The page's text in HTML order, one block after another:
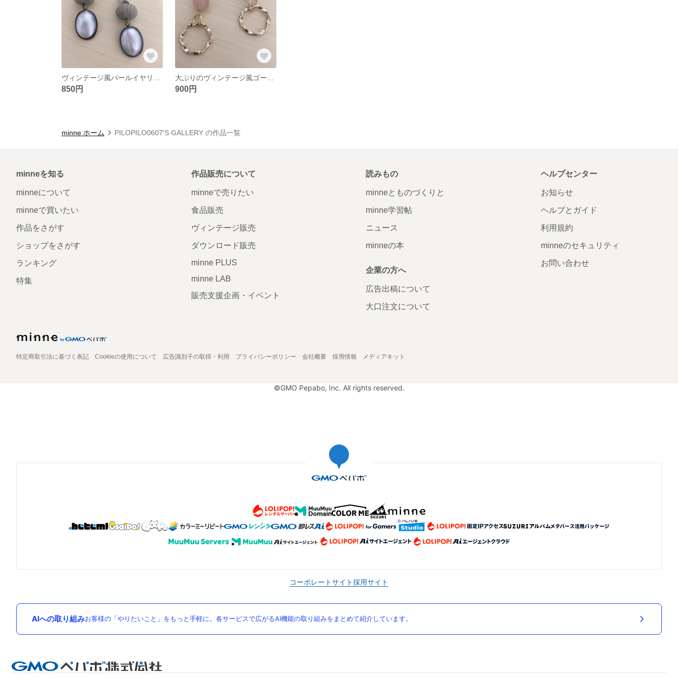
850円 900円
minne ホーム PILOPILO0607'S GALLERY の作品一覧
minneを知る
minneについて
minneで買いたい
作品をさがす
ショップをさがす
ランキング
特集
作品販売について
minneで売りたい
食品販売
ヴィンテージ販売
ダウンロード販売
minne PLUS
minne LAB
販売支援企画・イベント
読みもの
minneとものづくりと
minne学習帖
ニュース
minneの本
企業の方へ
広告出稿について
大口注文について
ヘルプセンター
お知らせ
ヘルプとガイド
利用規約
minneのセキュリティ
お問い合わせ
特定商取引法に基づく表記 Cookieの使用について 広告識別子の取得・利用 プライバシーポリシー 会社概要 採用情報 メディアキット
©GMO Pepabo, Inc. All rights reserved.
コーポレートサイト採用サイト
AIへの取り組みお客様の「やりたいこと」をもっと手軽に。各サービスで広がるAI機能の取り組みをまとめて紹介しています。